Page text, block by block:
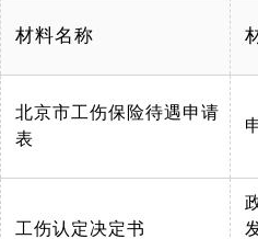
材料名称
北京市工伤保险待遇申请
表
工伤认定决定书